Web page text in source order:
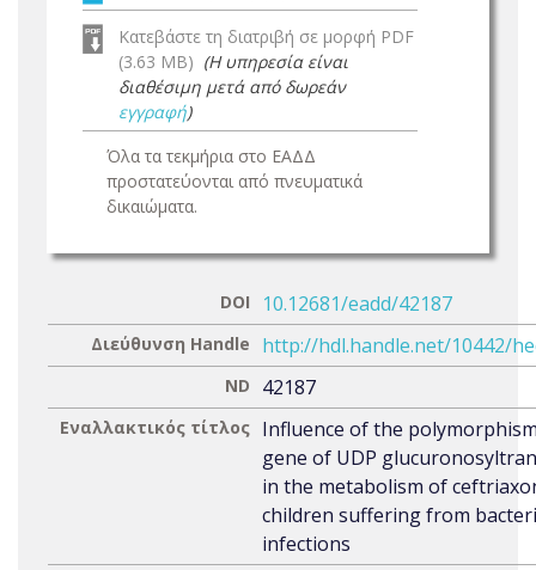
Κατεβάστε τη διατριβή σε μορφή PDF
(3.63 MB) (Η υπηρεσία είναι
διαθέσιμη μετά από δωρεάν
εγγραφή)
Όλα τα τεκμήρια στο ΕΑΔΔ
προστατεύονται από πνευματικά
δικαιώματα.
DOI 10.12681/eadd/42187
Διεύθυνση Handle http://hdl.handle.net/10442/
ND 42187
Εναλλακτικός τίτλος Influence of the
gene of UDP
in the metabolism of
children suffering from
infections